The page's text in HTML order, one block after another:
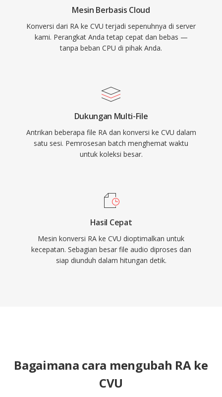
Mesin Berbasis Cloud
Konversi dari RA ke CVU terjadi sepenuhnya di server
kami. Perangkat Anda tetap cepat dan bebas —
tanpa beban CPU di pihak Anda.
Dukungan Multi-File
Antrikan beberapa file RA dan konversi ke CVU dalam
satu sesi. Pemrosesan batch menghemat waktu
untuk koleksi besar.
Hasil Cepat
Mesin konversi RA ke CVU dioptimalkan untuk
kecepatan. Sebagian besar file audio diproses dan
siap diunduh dalam hitungan detik.
Bagaimana cara mengubah RA ke
CVU